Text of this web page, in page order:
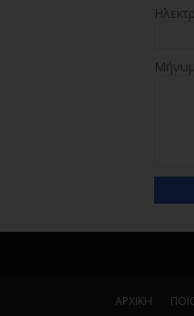
ΑΡΧΙΚΗ